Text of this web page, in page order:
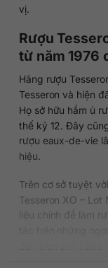
vị.
Rượu
từ năm 1976
Hãng rượu
Tesseron và hiện
Họ sở hữu hầm ủ
thế kỷ 12. Đây
rượu eaux-de-vie
hiệu.
Trên cơ sở tuyệt
Tesseron XO –
liệu chính để làm
hầm ủ cổ xưa, gỗ